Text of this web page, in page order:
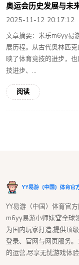
奥运会历史发展与未
2025-11-12 20:17:12
文章摘要：米乐m6yy易
展历程。从古代奥林匹
映了体育竞技的进步，
技进步、...
阅读
YY易游（中国）体育官
m6yy易游小师妹🏆全球
为国内玩家打造,提供顶
登录、官网与网页服务
的运营,尽享无忧游戏体验